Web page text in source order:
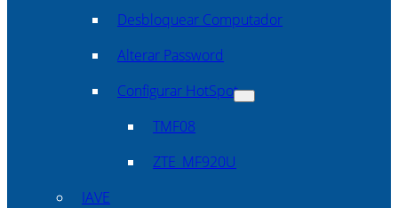
Desbloquear Computador
Alterar Password
Configurar HotSpot
TMF08
ZTE_MF920U
IAVE